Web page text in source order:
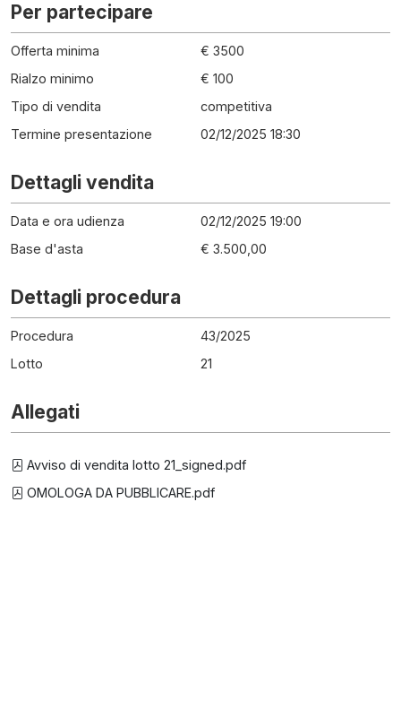
Per partecipare
Offerta minima
€ 3500
Rialzo minimo
€ 100
Tipo di vendita
competitiva
Termine presentazione
02/12/2025 18:30
Dettagli vendita
Data e ora udienza
02/12/2025 19:00
Base d'asta
€ 3.500,00
Dettagli procedura
Procedura 43/2025
Lotto
21
Allegati
Avviso di vendita lotto 21_signed.pdf
OMOLOGA DA PUBBLICARE.pdf